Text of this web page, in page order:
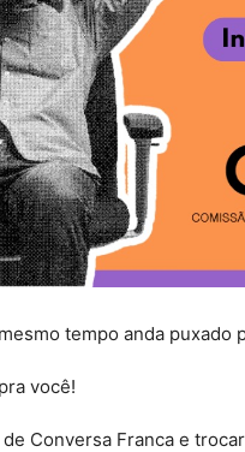
tempo anda puxado
você!
Conversa Franca e